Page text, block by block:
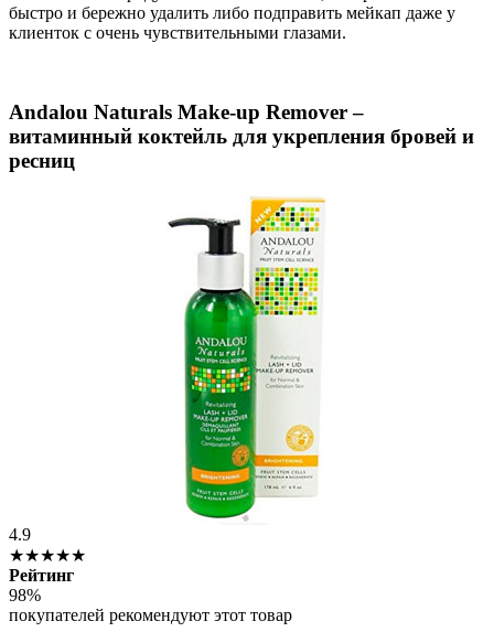
быстро и бережно удалить либо подправить мейкап даже у
клиенток с очень чувствительными глазами.
Andalou Naturals Make-up Remover –
витаминный коктейль для укрепления бровей и
ресниц
4.9
★★★★★
Рейтинг
98%
покупателей рекомендуют этот товар